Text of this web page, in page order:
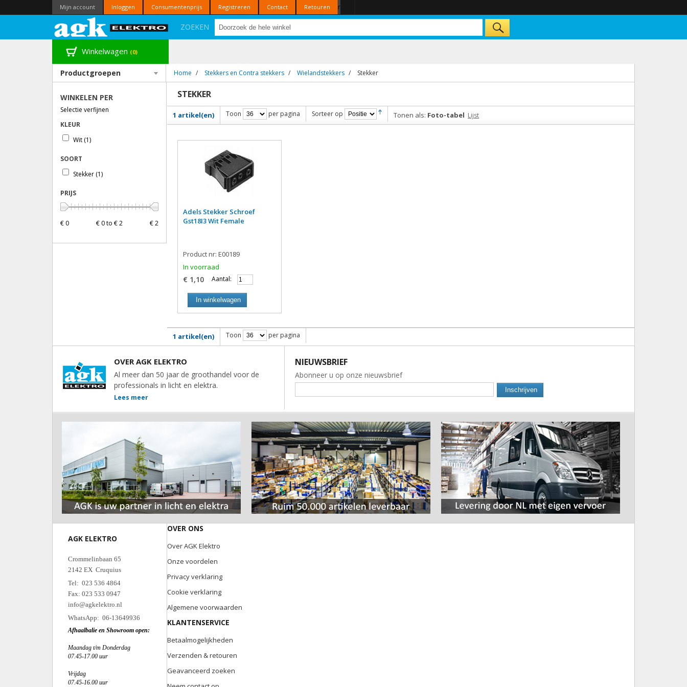
Mijn account Inloggen Consumentenprijs Registreren Contact Retouren r
ZOEKEN
Winkelwagen (0)
Productgroepen Home / Stekkers en Contra stekkers / Wielandstekkers / Stekker
STEKKER
1 artikel(en) Toon per pagina Sorteer op Tonen als: Foto-tabel Lijst
Adels Stekker Schroef
Gst18I3 Wit Female
Product nr: E00189
In voorraad
€ 1,10 Aantal:
In winkelwagen
1 artikel(en) Toon per pagina
WINKELEN PER
Selectie verfijnen
KLEUR
Wit (1)
SOORT
Stekker (1)
PRIJS
€ 0 € 2
€ 0 to € 2
OVER AGK ELEKTRO
Al meer dan 50 jaar de groothandel voor de
professionals in licht en elektra.
Lees meer
NIEUWSBRIEF
Abonneer u op onze nieuwsbrief
Inschrijven
AGK ELEKTRO
Crommelinbaan 65
2142 EX Cruquius
Tel: 023 536 4864
Fax: 023 533 0947
info@agkelektro.nl
WhatsApp: 06-13649936
Afhaalbalie en Showroom open:
Maandag t/m Donderdag
07.45-17.00 uur
Vrijdag
07.45-16.00 uur
OVER ONS
Over AGK Elektro
Onze voordelen
Privacy verklaring
Cookie verklaring
Algemene voorwaarden
KLANTENSERVICE
Betaalmogelijkheden
Verzenden & retouren
Geavanceerd zoeken